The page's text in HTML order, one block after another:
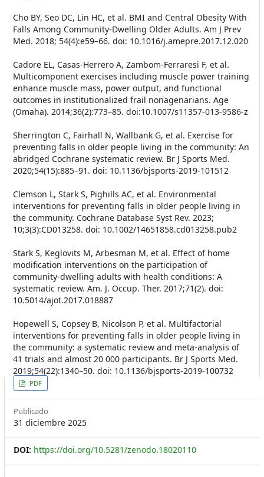
Cho BY, Seo DC, Lin HC, et al. BMI and Central Obesity With
Falls Among Community-Dwelling Older Adults. Am J Prev
Med. 2018; 54(4):e59–66. doi: 10.1016/j.amepre.2017.12.020
Cadore EL, Casas-Herrero A, Zambom-Ferraresi F, et al.
Multicomponent exercises including muscle power training
enhance muscle mass, power output, and functional
outcomes in institutionalized frail nonagenarians. Age
(Omaha). 2014;36(2):773–85. doi:10.1007/s11357-013-9586-z
Sherrington C, Fairhall N, Wallbank G, et al. Exercise for
preventing falls in older people living in the community: An
abridged Cochrane systematic review. Br J Sports Med.
2020;54(15):885–91. doi: 10.1136/bjsports-2019-101512
Clemson L, Stark S, Pighills AC, et al. Environmental
interventions for preventing falls in older people living in
the community. Cochrane Database Syst Rev. 2023;
10;3(3):CD013258. doi: 10.1002/14651858.cd013258.pub2
Stark S, Keglovits M, Arbesman M, et al. Effect of home
modification interventions on the participation of
community-dwelling adults with health conditions: A
systematic review. Am. J. Occup. Ther. 2017;71(2). doi:
10.5014/ajot.2017.018887
Hopewell S, Copsey B, Nicolson P, et al. Multifactorial
interventions for preventing falls in older people living in
the community: a systematic review and meta-analysis of
41 trials and almost 20 000 participants. Br J Sports Med.
2019;54(22):1340–50. doi: 10.1136/bjsports-2019-100732
PDF
Publicado
31 diciembre 2025
DOI: https://doi.org/10.5281/zenodo.18020110